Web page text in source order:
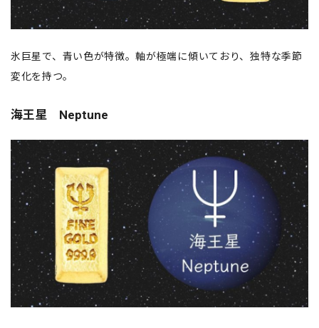
氷巨星で、青い色が特徴。軸が極端に傾いており、独特な季節
変化を持つ。
海王星 Neptune